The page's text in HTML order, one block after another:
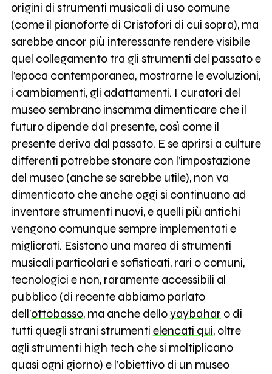
origini di strumenti musicali di uso comune
(come il pianoforte di Cristofori di cui sopra), ma
sarebbe ancor più interessante rendere visibile
quel collegamento tra gli strumenti del passato e
l’epoca contemporanea, mostrarne le evoluzioni,
i cambiamenti, gli adattamenti. I curatori del
museo sembrano insomma dimenticare che il
futuro dipende dal presente, così come il
presente deriva dal passato. E se aprirsi a culture
differenti potrebbe stonare con l’impostazione
del museo (anche se sarebbe utile), non va
dimenticato che anche oggi si continuano ad
inventare strumenti nuovi, e quelli più antichi
vengono comunque sempre implementati e
migliorati. Esistono una marea di strumenti
musicali particolari e sofisticati, rari o comuni,
tecnologici e non, raramente accessibili al
pubblico (di recente abbiamo parlato
dell’ottobasso, ma anche delloyaybahar o di
tutti quegli strani strumenti elencati qui, oltre
agli strumenti high tech che si moltiplicano
quasi ogni giorno) e l’obiettivo di un museo